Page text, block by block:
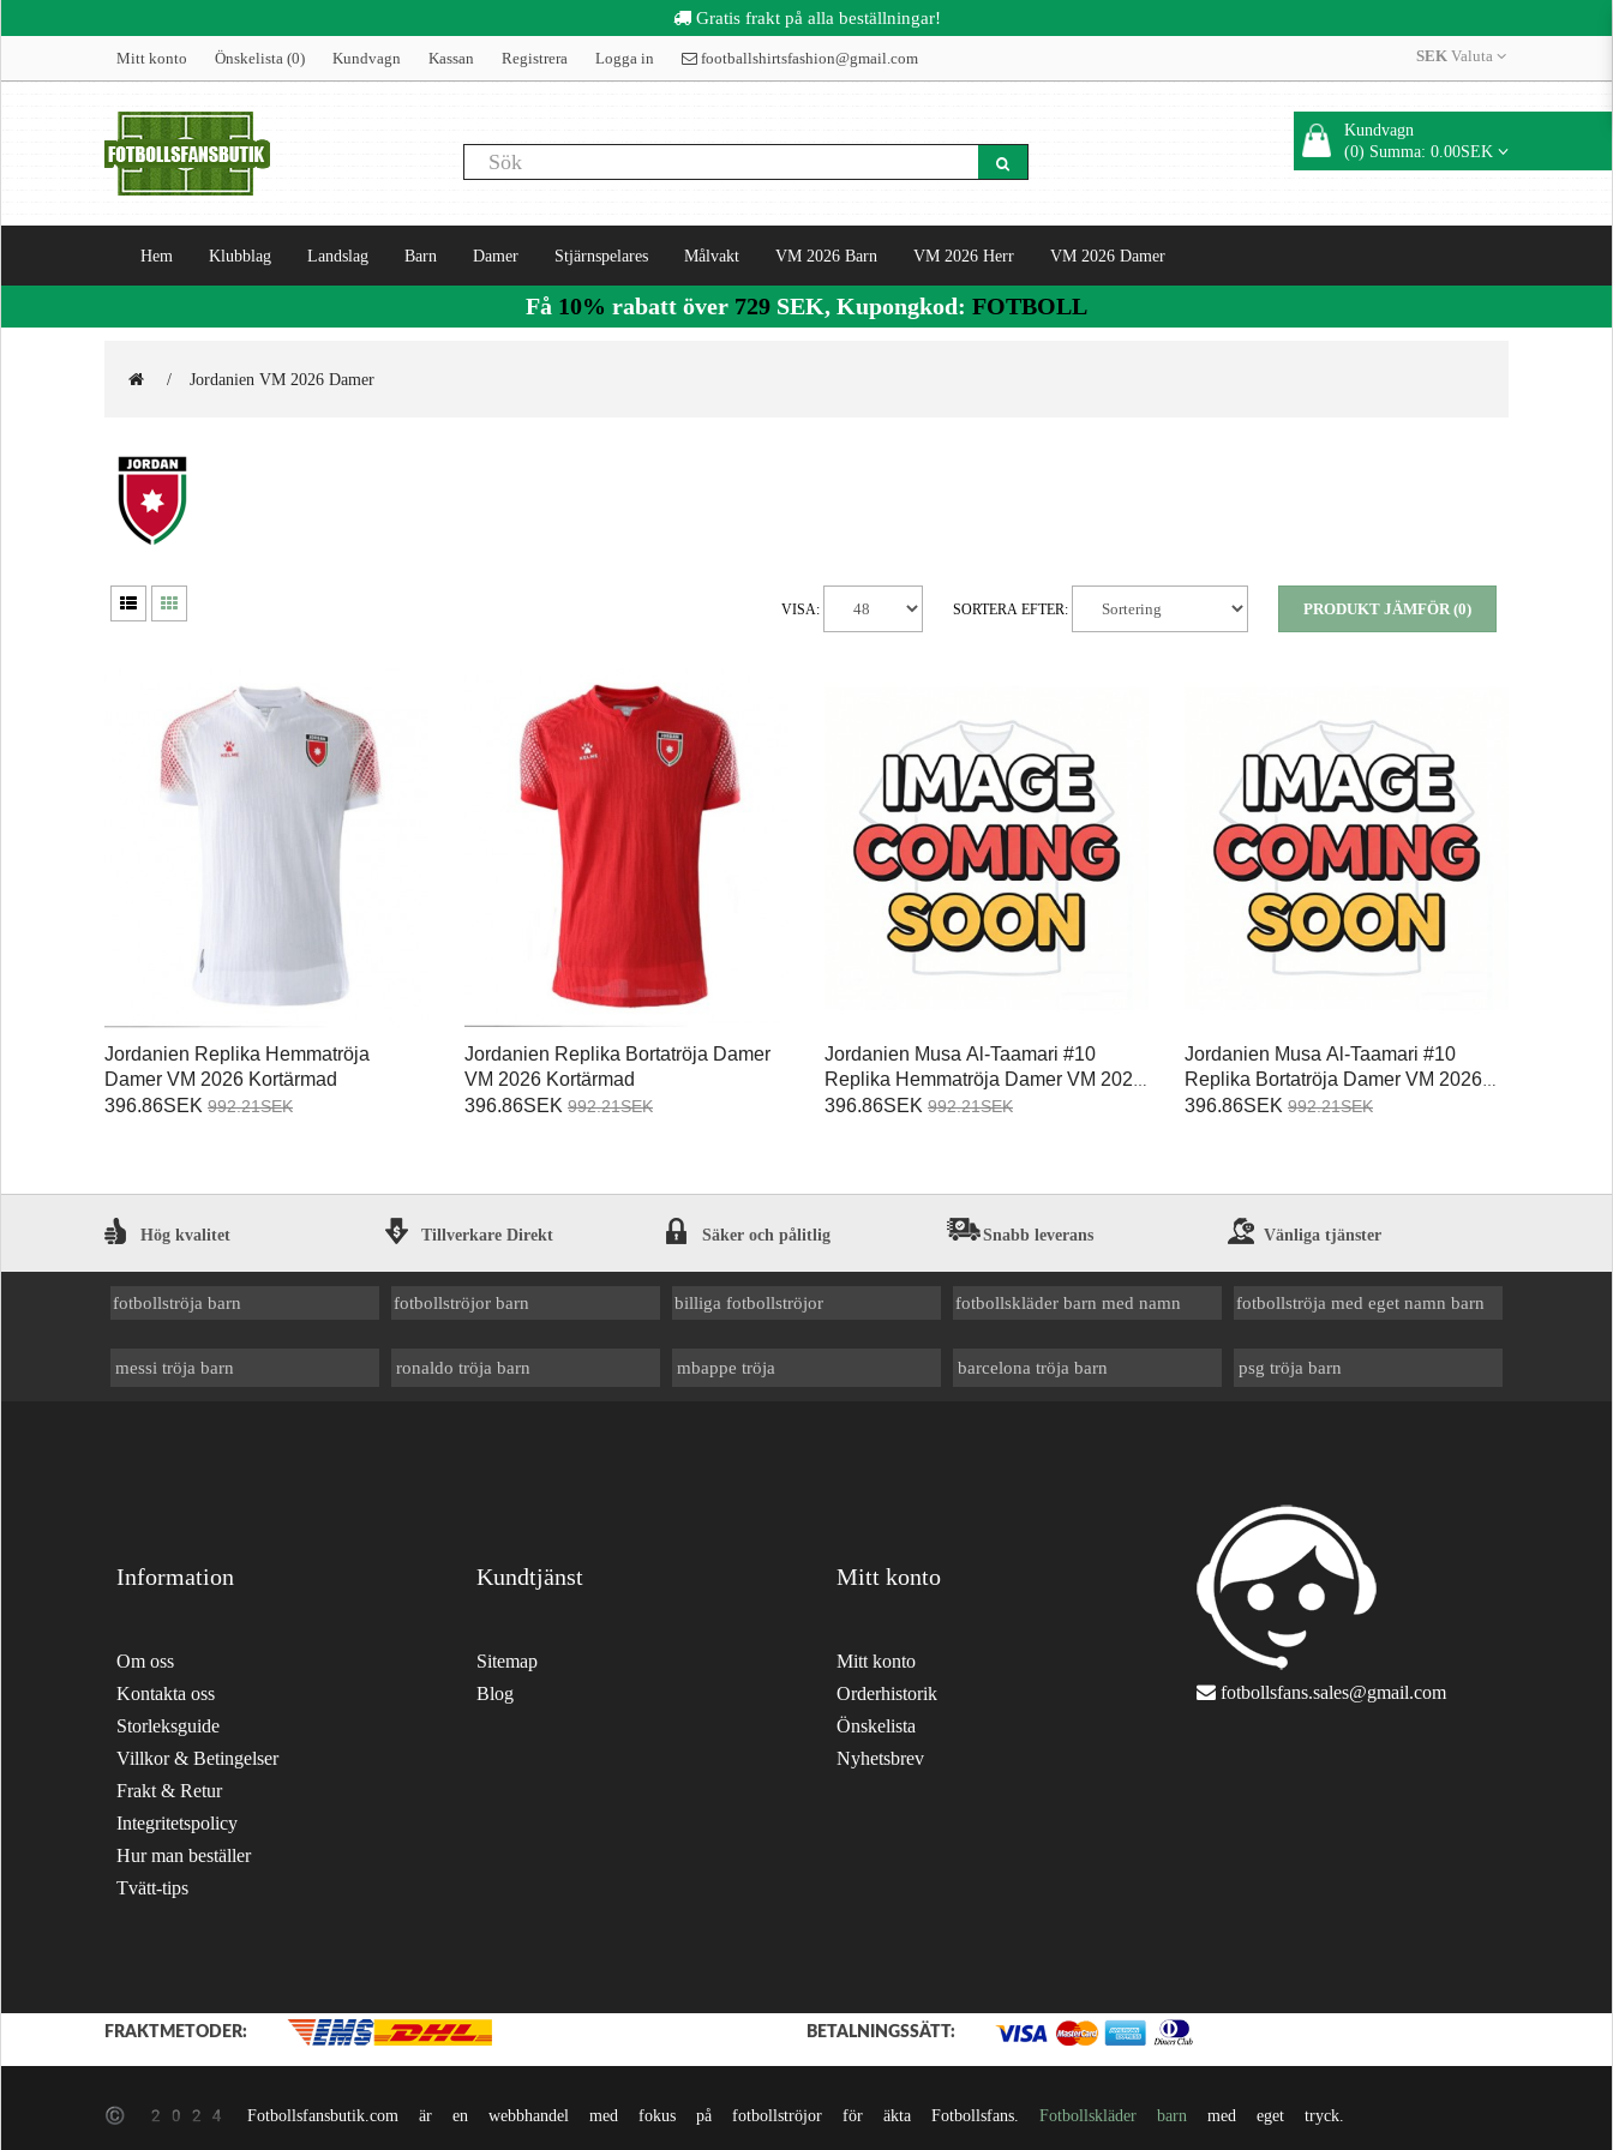
Gratis frakt på alla beställningar!
Mitt konto Önskelista (0) Kundvagn Kassan Registrera Logga in footballshirtsfashion@gmail.com SEK Valuta
Kundvagn
(0) Summa: 0.00SEK
Hem Klubblag Landslag Barn Damer Stjärnspelares Målvakt VM 2026 Barn VM 2026 Herr VM 2026 Damer
Få 10% rabatt över 729 SEK, Kupongkod: FOTBOLL
Jordanien VM 2026 Damer
PRODUKT JÄMFÖR (0)
SORTERA EFTER:
VISA:
Jordanien Replika Hemmatröja
Damer VM 2026 Kortärmad
396.86SEK 992.21SEK
Jordanien Replika Bortatröja Damer
VM 2026 Kortärmad
396.86SEK 992.21SEK
Jordanien Musa Al-Taamari #10
Replika Hemmatröja Damer VM 2026
Kortärmad
396.86SEK 992.21SEK
Jordanien Musa Al-Taamari #10
Replika Bortatröja Damer VM 2026
Kortärmad
396.86SEK 992.21SEK
Hög kvalitet Tillverkare Direkt Säker och pålitlig Snabb leverans Vänliga tjänster
fotbollströja barn fotbollströjor barn billiga fotbollströjor fotbollskläder barn med namn fotbollströja med eget namn barn
messi tröja barn ronaldo tröja barn mbappe tröja barcelona tröja barn psg tröja barn
Information
Om oss
Kontakta oss
Storleksguide
Villkor & Betingelser
Frakt & Retur
Integritetspolicy
Hur man beställer
Tvätt-tips
Kundtjänst
Sitemap
Blog
Mitt konto
Mitt konto
Orderhistorik
Önskelista
Nyhetsbrev
fotbollsfans.sales@gmail.com
FRAKTMETODER: BETALNINGSSÄTT:
© 2024 Fotbollsfansbutik.com är en webbhandel med fokus på fotbollströjor för äkta Fotbollsfans. Fotbollskläder barn med eget tryck.